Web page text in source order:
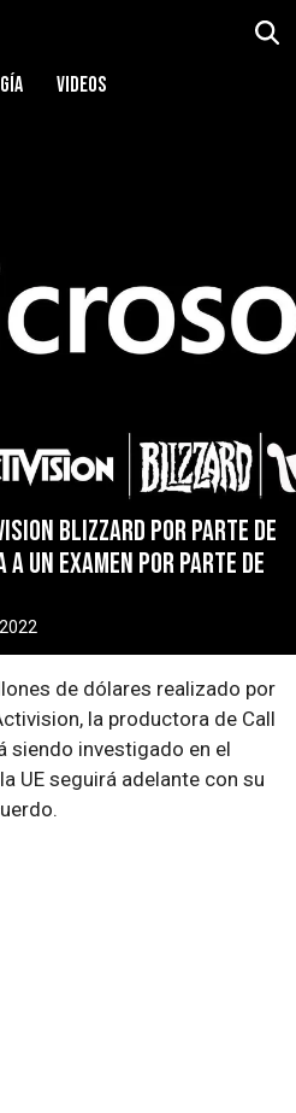
VIDEOS
Blizzard por parte de
un examen por parte de
de dólares realizado por
la productora de Call
siendo investigado en el
UE seguirá adelante con su